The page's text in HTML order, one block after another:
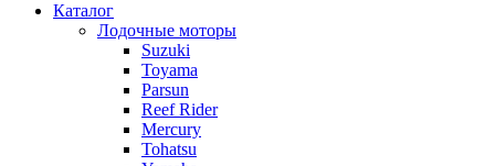
Каталог
Лодочные моторы
Suzuki
Toyama
Parsun
Reef Rider
Mercury
Tohatsu